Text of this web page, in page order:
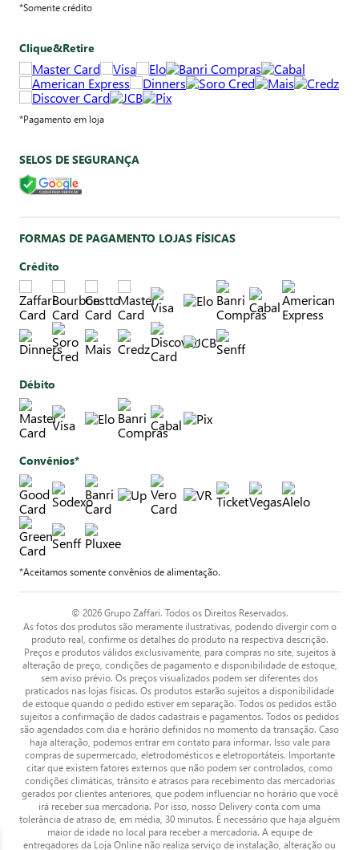
*Somente crédito
Clique&Retire
*Pagamento em loja
SELOS DE SEGURANÇA
FORMAS DE PAGAMENTO LOJAS FÍSICAS
Crédito
Débito
Convênios*
*Aceitamos somente convênios de alimentação.
© 2026 Grupo Zaffari. Todos os Direitos Reservados.
As fotos dos produtos são meramente ilustrativas, podendo divergir com o
produto real, confirme os detalhes do produto na respectiva descrição.
Preços e produtos válidos exclusivamente, para compras no site, sujeitos à
alteração de preço, condições de pagamento e disponibilidade de estoque,
sem aviso prévio. Os preços visualizados podem ser diferentes dos
praticados nas lojas físicas. Os produtos estarão sujeitos a disponibilidade
de estoque quando o pedido estiver em separação. Todos os pedidos estão
sujeitos a confirmação de dados cadastrais e pagamentos. Todos os pedidos
são agendados com dia e horário definidos no momento da transação. Caso
haja alteração, podemos entrar em contato para informar. Isso vale para
compras de supermercado, eletrodomésticos e eletroportáteis. Importante
citar que existem fatores externos que não podem ser controlados, como
condições climáticas, trânsito e atrasos para recebimento das mercadorias
gerados por clientes anteriores, que podem influenciar no horário que você
irá receber sua mercadoria. Por isso, nosso Delivery conta com uma
tolerância de atraso de, em média, 30 minutos. É necessário que haja alguém
maior de idade no local para receber a mercadoria. A equipe de
entregadores da Loja Online não realiza serviço de instalação, alteração ou